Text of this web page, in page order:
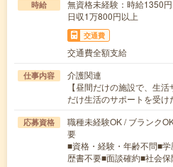
時給
無資格未経験：時給
日収1万800円以上
交通費
交通費全額支給
仕事内容
介護関連
【昼間だけの施設で、生
だけ生活のサポートを受
応募資格
職種未経験OK / ブランク
要
■資格・経験・年齢不問■
歴書不要■面談確約■社会